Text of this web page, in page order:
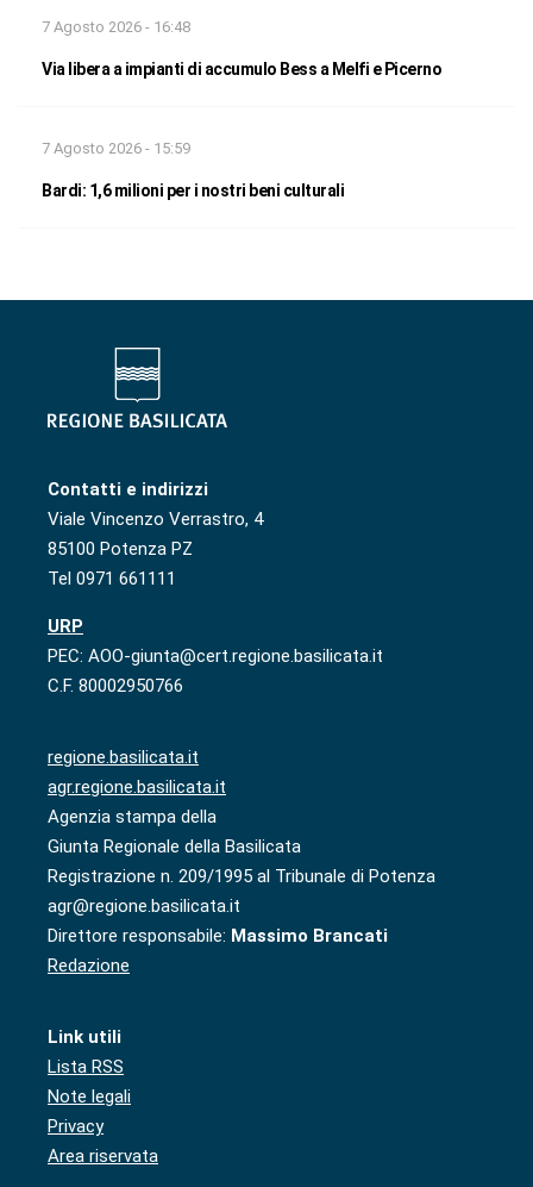
7 Agosto 2026 - 16:48
Via libera a impianti di accumulo Bess a Melfi e Picerno
7 Agosto 2026 - 15:59
Bardi: 1,6 milioni per i nostri beni culturali
Contatti e indirizzi
Viale Vincenzo Verrastro, 4
85100 Potenza PZ
Tel 0971 661111
URP
PEC: AOO-giunta@cert.regione.basilicata.it
C.F. 80002950766
regione.basilicata.it
agr.regione.basilicata.it
Agenzia stampa della
Giunta Regionale della Basilicata
Registrazione n. 209/1995 al Tribunale di Potenza
agr@regione.basilicata.it
Direttore responsabile: Massimo Brancati
Redazione
Link utili
Lista RSS
Note legali
Privacy
Area riservata